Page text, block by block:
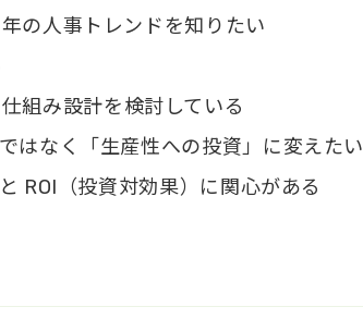
の人事トレンドを知りたい
組み設計を検討している
はなく「生産性への投資」に変えたい
ROI（投資対効果）に関心がある